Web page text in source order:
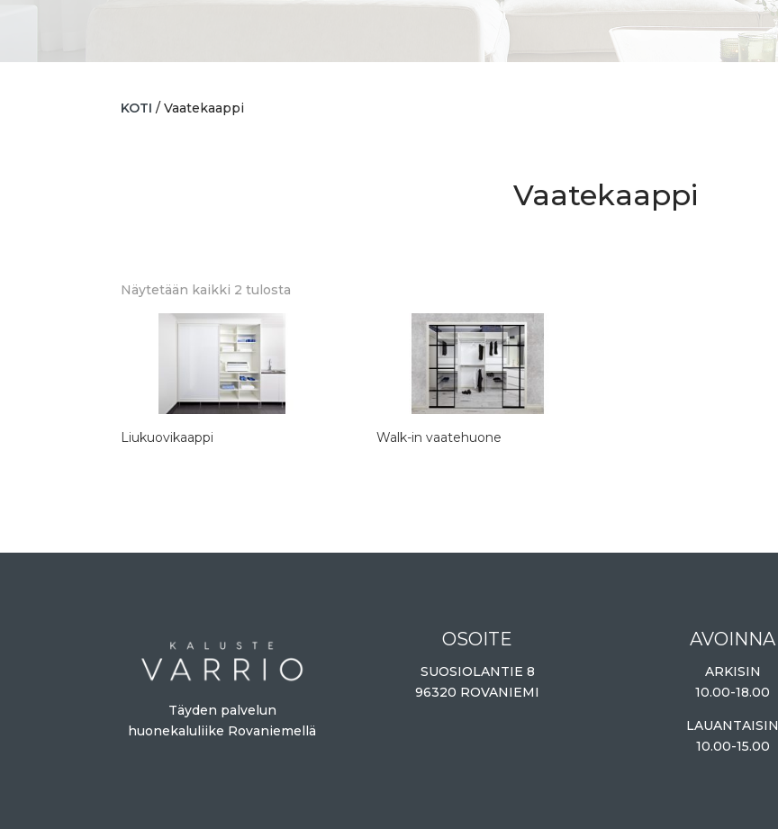
KOTI / Vaatekaappi
Vaatekaappi
Näytetään kaikki 2 tulosta
Liukuovikaappi Walk-in vaatehuone
Täyden palvelun
huonekaluliike Rovaniemellä
OSOITE
SUOSIOLANTIE 8
96320 ROVANIEMI
AVOINNA
ARKISIN
10.00-18.00
LAUANTAISIN
10.00-15.00